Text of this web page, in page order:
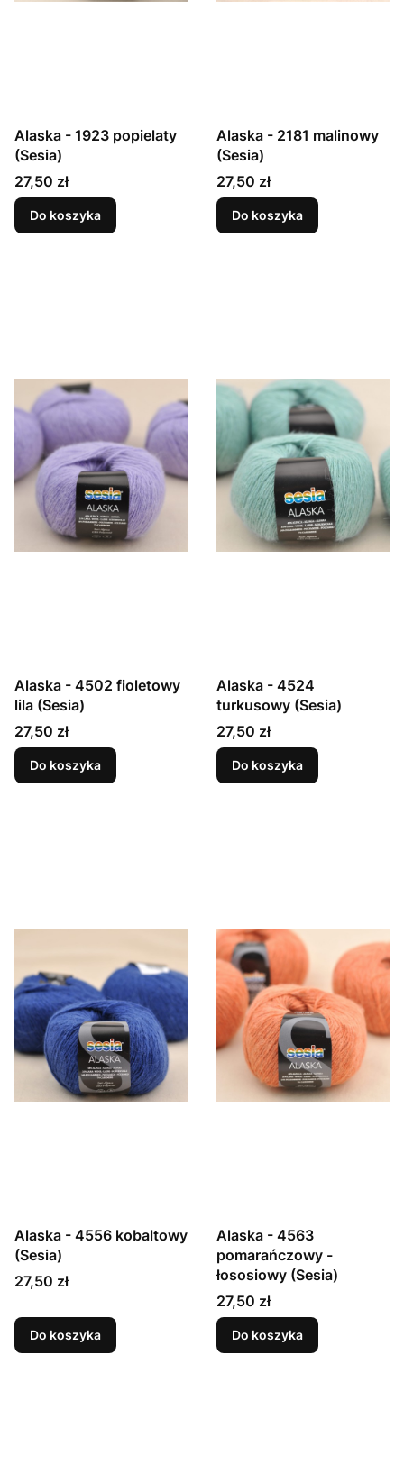
Alaska - 1923 popielaty
(Sesia)
Cena
27,50 zł
Do koszyka
Alaska - 2181 malinowy
(Sesia)
Cena
27,50 zł
Do koszyka
Alaska - 4502 fioletowy
lila (Sesia)
Cena
27,50 zł
Do koszyka
Alaska - 4524
turkusowy (Sesia)
Cena
27,50 zł
Do koszyka
Alaska - 4556 kobaltowy
(Sesia)
Cena
27,50 zł
Do koszyka
Alaska - 4563
pomarańczowy -
łososiowy (Sesia)
Cena
27,50 zł
Do koszyka